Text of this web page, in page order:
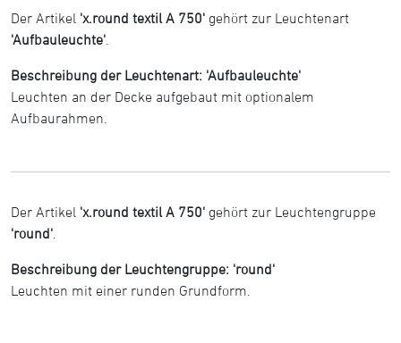
Der Artikel 'x.round textil A 750' gehört zur Leuchtenart
'Aufbauleuchte'
Beschreibung der Leuchtenart: 'Aufbauleuchte'
Leuchten an der Decke aufgebaut mit optionalem
Aufbaurahmen.
Der Artikel 'x.round textil A 750' gehört zur Leuchtengruppe
'round'
Beschreibung der Leuchtengruppe: 'round'
Leuchten mit einer runden Grundform.